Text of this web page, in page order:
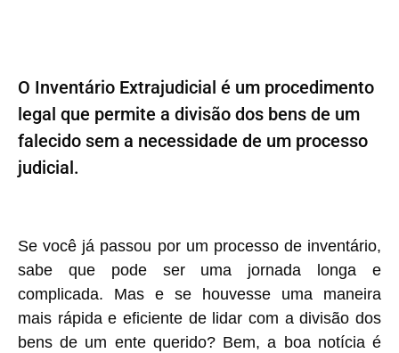
O Inventário Extrajudicial é um procedimento
legal que permite a divisão dos bens de um
falecido sem a necessidade de um processo
judicial.
Se você já passou por um processo de inventário,
sabe que pode ser uma jornada longa e
complicada. Mas e se houvesse uma maneira
mais rápida e eficiente de lidar com a divisão dos
bens de um ente querido? Bem, a boa notícia é